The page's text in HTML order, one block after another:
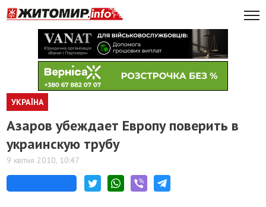
УКРАЇНА
Азаров убеждает Европу поверить в
украинскую трубу
9 квітня 2010, 10:47